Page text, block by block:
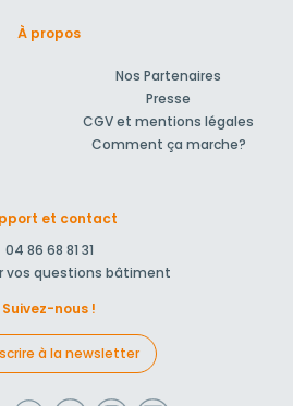
À propos
Nos Partenaires
Presse
CGV et mentions légales
Comment ça marche?
et contact
04 86 68 81 31
vos questions bâtiment
Suivez-nous !
à la newsletter